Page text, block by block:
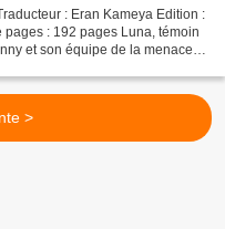
: Eran Kameya Edition :
: 192 pages Luna, témoin
et son équipe de la menace
>